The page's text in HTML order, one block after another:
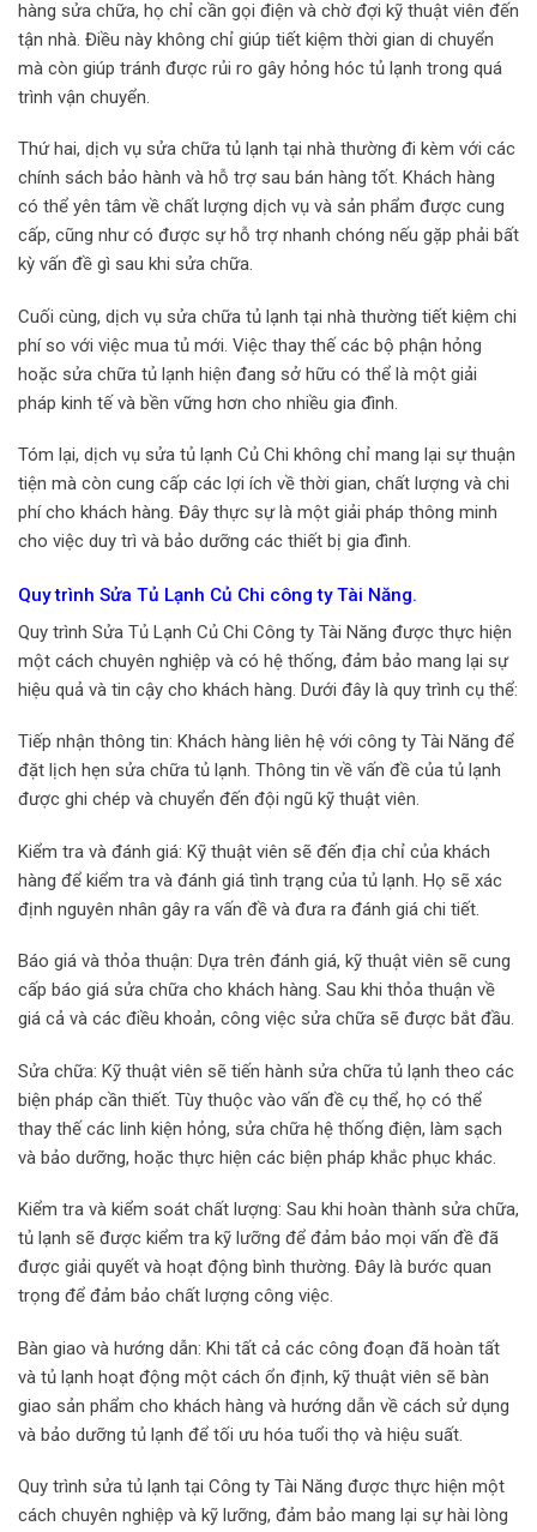
hàng sửa chữa, họ chỉ cần gọi điện và chờ đợi kỹ thuật viên đến
tận nhà. Điều này không chỉ giúp tiết kiệm thời gian di chuyển
mà còn giúp tránh được rủi ro gây hỏng hóc tủ lạnh trong quá
trình vận chuyển.
Thứ hai, dịch vụ sửa chữa tủ lạnh tại nhà thường đi kèm với các
chính sách bảo hành và hỗ trợ sau bán hàng tốt. Khách hàng
có thể yên tâm về chất lượng dịch vụ và sản phẩm được cung
cấp, cũng như có được sự hỗ trợ nhanh chóng nếu gặp phải bất
kỳ vấn đề gì sau khi sửa chữa.
Cuối cùng, dịch vụ sửa chữa tủ lạnh tại nhà thường tiết kiệm chi
phí so với việc mua tủ mới. Việc thay thế các bộ phận hỏng
hoặc sửa chữa tủ lạnh hiện đang sở hữu có thể là một giải
pháp kinh tế và bền vững hơn cho nhiều gia đình.
Tóm lại, dịch vụ sửa tủ lạnh Củ Chi không chỉ mang lại sự thuận
tiện mà còn cung cấp các lợi ích về thời gian, chất lượng và chi
phí cho khách hàng. Đây thực sự là một giải pháp thông minh
cho việc duy trì và bảo dưỡng các thiết bị gia đình.
Quy trình Sửa Tủ Lạnh Củ Chi công ty Tài Năng.
Quy trình Sửa Tủ Lạnh Củ Chi Công ty Tài Năng được thực hiện
một cách chuyên nghiệp và có hệ thống, đảm bảo mang lại sự
hiệu quả và tin cậy cho khách hàng. Dưới đây là quy trình cụ thể:
Tiếp nhận thông tin: Khách hàng liên hệ với công ty Tài Năng để
đặt lịch hẹn sửa chữa tủ lạnh. Thông tin về vấn đề của tủ lạnh
được ghi chép và chuyển đến đội ngũ kỹ thuật viên.
Kiểm tra và đánh giá: Kỹ thuật viên sẽ đến địa chỉ của khách
hàng để kiểm tra và đánh giá tình trạng của tủ lạnh. Họ sẽ xác
định nguyên nhân gây ra vấn đề và đưa ra đánh giá chi tiết.
Báo giá và thỏa thuận: Dựa trên đánh giá, kỹ thuật viên sẽ cung
cấp báo giá sửa chữa cho khách hàng. Sau khi thỏa thuận về
giá cả và các điều khoản, công việc sửa chữa sẽ được bắt đầu.
Sửa chữa: Kỹ thuật viên sẽ tiến hành sửa chữa tủ lạnh theo các
biện pháp cần thiết. Tùy thuộc vào vấn đề cụ thể, họ có thể
thay thế các linh kiện hỏng, sửa chữa hệ thống điện, làm sạch
và bảo dưỡng, hoặc thực hiện các biện pháp khắc phục khác.
Kiểm tra và kiểm soát chất lượng: Sau khi hoàn thành sửa chữa,
tủ lạnh sẽ được kiểm tra kỹ lưỡng để đảm bảo mọi vấn đề đã
được giải quyết và hoạt động bình thường. Đây là bước quan
trọng để đảm bảo chất lượng công việc.
Bàn giao và hướng dẫn: Khi tất cả các công đoạn đã hoàn tất
và tủ lạnh hoạt động một cách ổn định, kỹ thuật viên sẽ bàn
giao sản phẩm cho khách hàng và hướng dẫn về cách sử dụng
và bảo dưỡng tủ lạnh để tối ưu hóa tuổi thọ và hiệu suất.
Quy trình sửa tủ lạnh tại Công ty Tài Năng được thực hiện một
cách chuyên nghiệp và kỹ lưỡng, đảm bảo mang lại sự hài lòng